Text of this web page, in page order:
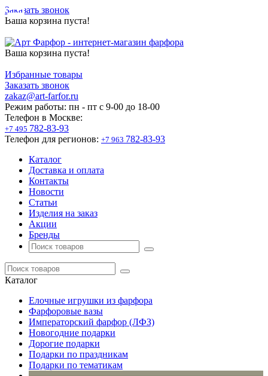
Заказать звонок
Ваша корзина пуста!
Ваша корзина пуста!
Избранные товары
Заказать звонок
zakaz@art-farfor.ru
Режим работы: пн - пт c 9-00 до 18-00
Телефон в Москве:
+7 495 782-83-93
Телефон для регионов: +7 963 782-83-93
Каталог
Доставка и оплата
Контакты
Новости
Статьи
Изделия на заказ
Акции
Бренды
Каталог
Елочные игрушки из фарфора
Фарфоровые вазы
Императорский фарфор (ЛФЗ)
Новогодние подарки
Дорогие подарки
Подарки по праздникам
Подарки по тематикам